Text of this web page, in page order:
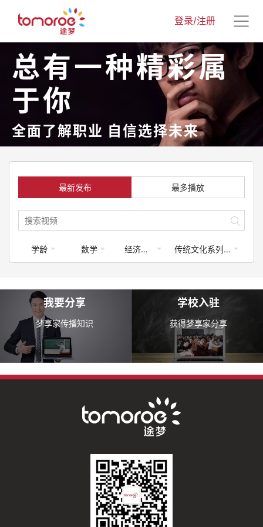
登录/注册
总有一种精彩属
于你
全面了解职业 自信选择未来
最新发布 最多播放
学龄 数学 经济学类 传统文化系列课程
我要分享
梦享家传播知识
学校入驻
获得梦享家分享